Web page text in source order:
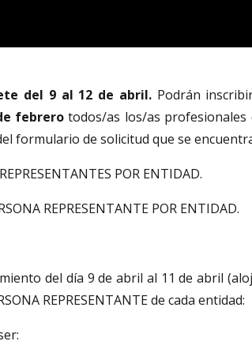
del 9 al 12 de abril.Podrán
febrerotodos/as los/as profesionales
formulario de solicitud que se
POR ENTIDAD.
REPRESENTANTE POR ENTIDAD.
del día 9 de abril al 11 de abril
REPRESENTANTE de cada entidad: